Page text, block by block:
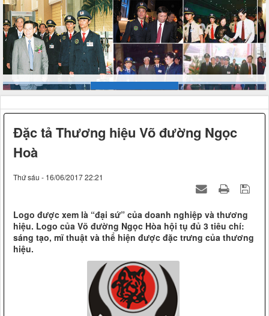
Đặc tả Thương hiệu Võ đường Ngọc
Hoà
Thứ sáu - 16/06/2017 22:21
Logo được xem là “đại sứ” của doanh nghiệp và thương
hiệu. Logo của Võ đường Ngọc Hòa hội tụ đủ 3 tiêu chí:
sáng tạo, mĩ thuật và thể hiện được đặc trưng của thương
hiệu.